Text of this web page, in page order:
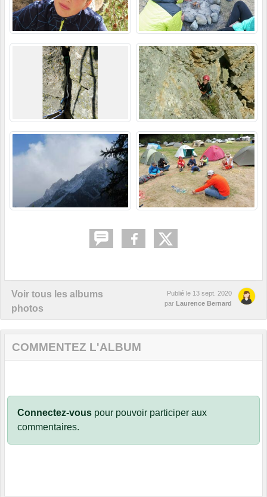
Voir tous les albums
photos
Publié le 13 sept. 2020
par Laurence Bernard
COMMENTEZ L'ALBUM
Connectez-vous pour pouvoir participer aux
commentaires.